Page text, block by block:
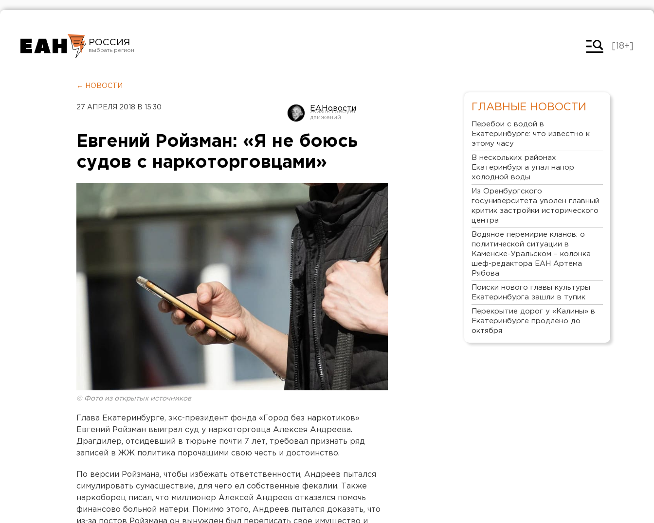
РОССИЯ
Челябинск
[18+]
← НОВОСТИ
27 АПРЕЛЯ 2018 В 15:30 ЕАНовости
Евгений Ройзман: «Я не боюсь
судов с наркоторговцами»
© Фото из открытых источников
Глава Екатеринбурге, экс-президент фонда «Город без наркотиков»
Евгений Ройзман выиграл суд у наркоторговца Алексея Андреева.
Драгдилер, отсидевший в тюрьме почти 7 лет, требовал признать ряд
записей в ЖЖ политика порочащими свою честь и достоинство.
По версии Ройзмана, чтобы избежать ответственности, Андреев пытался
симулировать сумасшествие, для чего ел собственные фекалии. Также
наркоборец писал, что миллионер Алексей Андреев отказался помочь
финансово больной матери. Помимо этого, Андреев пытался доказать, что
из-за постов Ройзмана он вынужден был переписать свое имущество и
ГЛАВНЫЕ НОВОСТИ
Перебои с водой в
Екатеринбурге: что известно к
этому часу
В нескольких районах
Екатеринбурга упал напор
холодной воды
Из Оренбургского
госуниверситета уволен главный
критик застройки исторического
центра
Водяное перемирие кланов: о
политической ситуации в
Каменске-Уральском – колонка
шеф-редактора ЕАН Артема
Рябова
Поиски нового главы культуры
Екатеринбурга зашли в тупик
Перекрытие дорог у «Калины» в
Екатеринбурге продлено до
октября